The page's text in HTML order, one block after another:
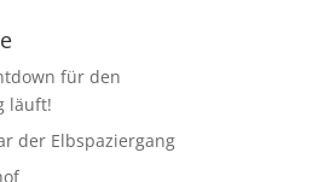
für den
läuft!
der Elbspaziergang